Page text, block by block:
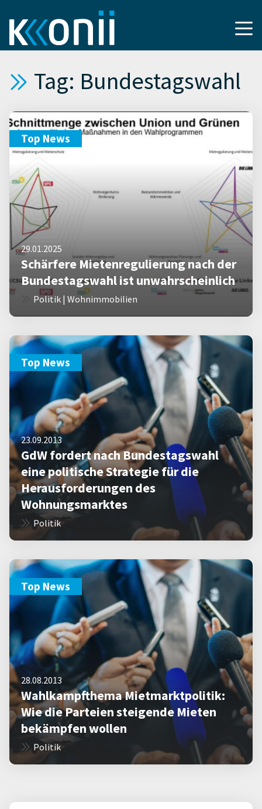
Tag: Bundestagswahl
Top News
29.01.2025
Schärfere Mietenregulierung nach der
Bundestagswahl ist unwahrscheinlich
Politik | Wohnimmobilien
Top News
23.09.2013
GdW fordert nach Bundestagswahl
eine politische Strategie für die
Herausforderungen des
Wohnungsmarktes
Politik
Top News
28.08.2013
Wahlkampfthema Mietmarktpolitik:
Wie die Parteien steigende Mieten
bekämpfen wollen
Politik